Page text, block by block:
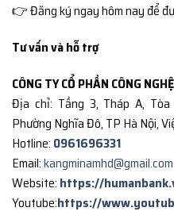
👉 Đăng ký ngay hôm nay để
Tư vấn và hỗ trợ
CÔNG TY CỔ PHẦN CÔNG
Địa chỉ: Tầng 3, Tháp A,
Phường Nghĩa Đô, TP Hà Nội,
Hotline: 0961696331
Email:kangminamhd@gmail.com
Website: https://
Youtube:https://